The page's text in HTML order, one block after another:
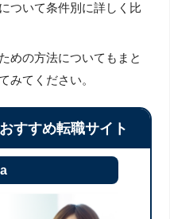
ついて条件別に詳しく比
めの方法についてもまと
みてください。
すすめ転職サイト